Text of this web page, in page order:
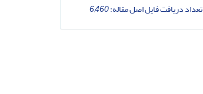
تعداد دریافت فایل اصل مقاله:6,460